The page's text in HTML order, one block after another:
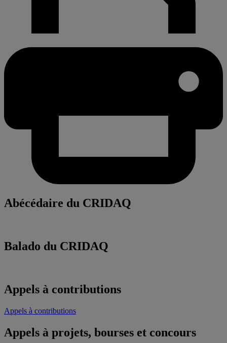
Abécédaire du CRIDAQ
Balado du CRIDAQ
Appels à contributions
Appels à contributions
Appels à projets, bourses et concours